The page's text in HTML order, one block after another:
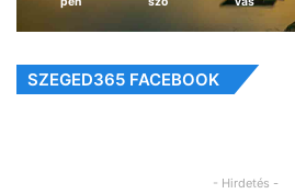
SZEGED365 FACEBOOK
- Hirdetés -